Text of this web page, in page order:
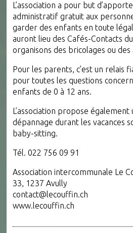
L’association a pour but
administratif gratuit aux
garder des enfants en toute
auront lieu des Cafés-Contacts
organisons des bricolages ou des
Pour les parents, c’est un relais
pour toutes les questions
enfants de 0 à 12 ans.
L’association propose également
dépannage durant les vacances
baby-sitting.
Tél. 022 756 09 91
Association intercommunale Le
33, 1237 Avully
contact@lecouffin.ch
www.lecouffin.ch